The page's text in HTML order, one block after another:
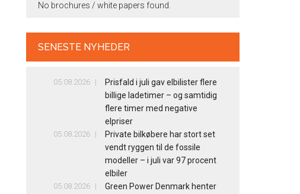
No brochures / white papers found.
SENESTE NYHEDER
05.08.2026
Prisfald i juli gav elbilister flere
billige ladetimer – og samtidig
flere timer med negative
elpriser
05.08.2026
Private bilkøbere har stort set
vendt ryggen til de fossile
modeller – i juli var 97 procent
elbiler
05.08.2026
Green Power Denmark henter